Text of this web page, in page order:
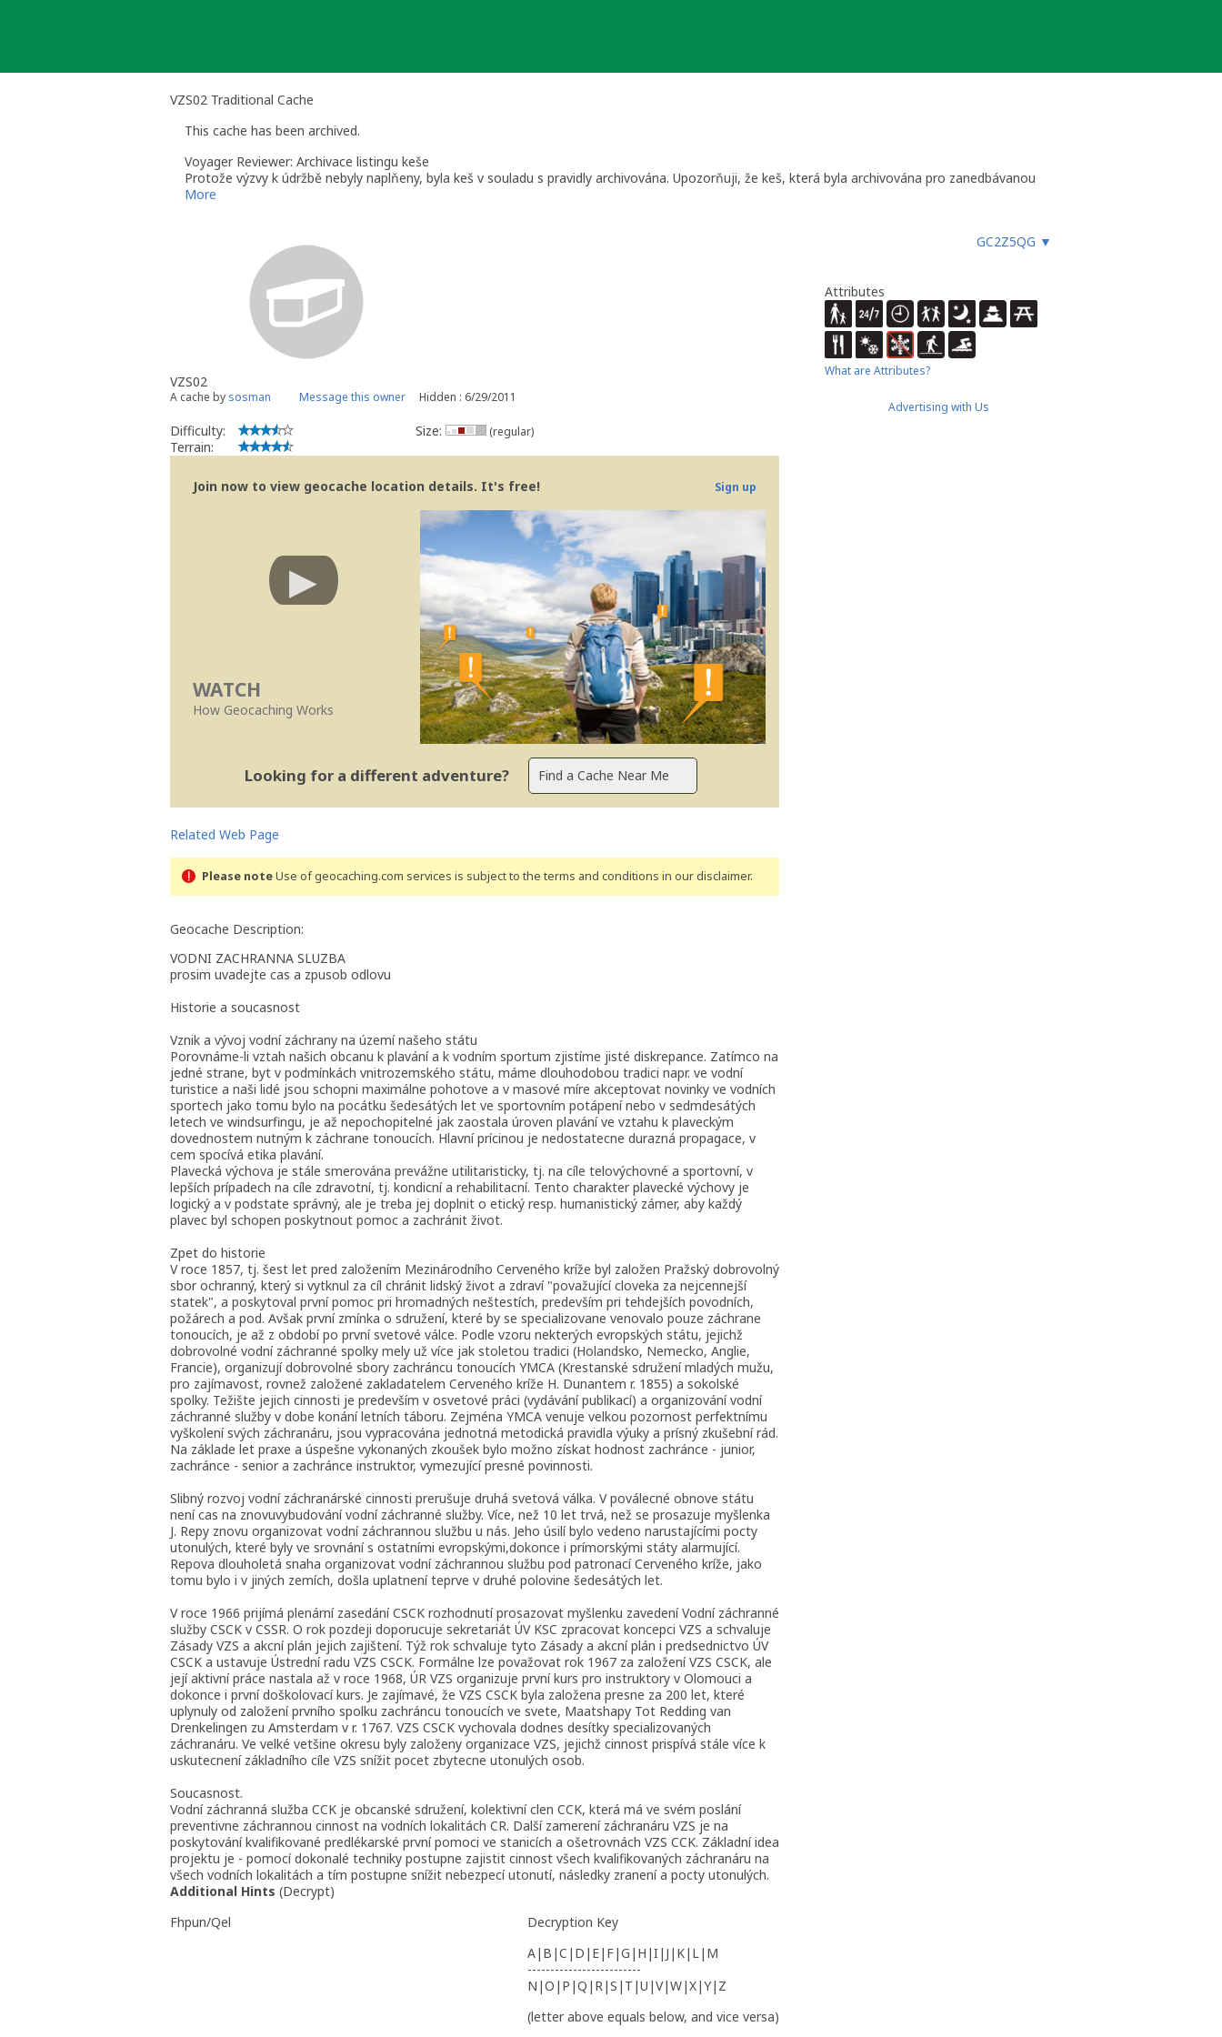
VZS02 Traditional Cache
This cache has been archived.
Voyager Reviewer: Archivace listingu keše
Protože výzvy k údržbě nebyly naplňeny, byla keš v souladu s pravidly archivována. Upozorňuji, že keš, která byla archivována pro zanedbávanou
údržbu, již nelze odarchivovat.
More
GC2Z5QG ▼
VZS02
A cache by sosman Message this owner Hidden : 6/29/2011
Difficulty:
Terrain:
Size: (regular)
Join now to view geocache location details. It's free! Sign up
WATCH
How Geocaching Works
Looking for a different adventure?
Related Web Page
Please noteUse of geocaching.com services is subject to the terms and conditions in our disclaimer.
Geocache Description:
VODNI ZACHRANNA SLUZBA
prosim uvadejte cas a zpusob odlovu
Historie a soucasnost
Vznik a vývoj vodní záchrany na území našeho státu
Porovnáme-li vztah našich obcanu k plavání a k vodním sportum zjistíme jisté diskrepance. Zatímco na
jedné strane, byt v podmínkách vnitrozemského státu, máme dlouhodobou tradici napr. ve vodní
turistice a naši lidé jsou schopni maximálne pohotove a v masové míre akceptovat novinky ve vodních
sportech jako tomu bylo na pocátku šedesátých let ve sportovním potápení nebo v sedmdesátých
letech ve windsurfingu, je až nepochopitelné jak zaostala úroven plavání ve vztahu k plaveckým
dovednostem nutným k záchrane tonoucích. Hlavní prícinou je nedostatecne durazná propagace, v
cem spocívá etika plavání.
Plavecká výchova je stále smerována prevážne utilitaristicky, tj. na cíle telovýchovné a sportovní, v
lepších prípadech na cíle zdravotní, tj. kondicní a rehabilitacní. Tento charakter plavecké výchovy je
logický a v podstate správný, ale je treba jej doplnit o etický resp. humanistický zámer, aby každý
plavec byl schopen poskytnout pomoc a zachránit život.
Zpet do historie
V roce 1857, tj. šest let pred založením Mezinárodního Cerveného kríže byl založen Pražský dobrovolný
sbor ochranný, který si vytknul za cíl chránit lidský život a zdraví "považující cloveka za nejcennejší
statek", a poskytoval první pomoc pri hromadných neštestích, predevším pri tehdejších povodních,
požárech a pod. Avšak první zmínka o sdružení, které by se specializovane venovalo pouze záchrane
tonoucích, je až z období po první svetové válce. Podle vzoru nekterých evropských státu, jejichž
dobrovolné vodní záchranné spolky mely už více jak stoletou tradici (Holandsko, Nemecko, Anglie,
Francie), organizují dobrovolné sbory zachráncu tonoucích YMCA (Krestanské sdružení mladých mužu,
pro zajímavost, rovnež založené zakladatelem Cerveného kríže H. Dunantem r. 1855) a sokolské
spolky. Težište jejich cinnosti je predevším v osvetové práci (vydávání publikací) a organizování vodní
záchranné služby v dobe konání letních táboru. Zejména YMCA venuje velkou pozornost perfektnímu
vyškolení svých záchranáru, jsou vypracována jednotná metodická pravidla výuky a prísný zkušební rád.
Na základe let praxe a úspešne vykonaných zkoušek bylo možno získat hodnost zachránce - junior,
zachránce - senior a zachránce instruktor, vymezující presné povinnosti.
Slibný rozvoj vodní záchranárské cinnosti prerušuje druhá svetová válka. V poválecné obnove státu
není cas na znovuvybudování vodní záchranné služby. Více, než 10 let trvá, než se prosazuje myšlenka
J. Repy znovu organizovat vodní záchrannou službu u nás. Jeho úsilí bylo vedeno narustajícími pocty
utonulých, které byly ve srovnání s ostatními evropskými,dokonce i prímorskými státy alarmující.
Repova dlouholetá snaha organizovat vodní záchrannou službu pod patronací Cerveného kríže, jako
tomu bylo i v jiných zemích, došla uplatnení teprve v druhé polovine šedesátých let.
V roce 1966 prijímá plenární zasedání CSCK rozhodnutí prosazovat myšlenku zavedení Vodní záchranné
služby CSCK v CSSR. O rok pozdeji doporucuje sekretariát ÚV KSC zpracovat koncepci VZS a schvaluje
Zásady VZS a akcní plán jejich zajištení. Týž rok schvaluje tyto Zásady a akcní plán i predsednictvo ÚV
CSCK a ustavuje Ústrední radu VZS CSCK. Formálne lze považovat rok 1967 za založení VZS CSCK, ale
její aktivní práce nastala až v roce 1968, ÚR VZS organizuje první kurs pro instruktory v Olomouci a
dokonce i první doškolovací kurs. Je zajímavé, že VZS CSCK byla založena presne za 200 let, které
uplynuly od založení prvního spolku zachráncu tonoucích ve svete, Maatshapy Tot Redding van
Drenkelingen zu Amsterdam v r. 1767. VZS CSCK vychovala dodnes desítky specializovaných
záchranáru. Ve velké vetšine okresu byly založeny organizace VZS, jejichž cinnost prispívá stále více k
uskutecnení základního cíle VZS snížit pocet zbytecne utonulých osob.
Soucasnost.
Vodní záchranná služba CCK je obcanské sdružení, kolektivní clen CCK, která má ve svém poslání
preventivne záchrannou cinnost na vodních lokalitách CR. Další zamerení záchranáru VZS je na
poskytování kvalifikované predlékarské první pomoci ve stanicích a ošetrovnách VZS CCK. Základní idea
projektu je - pomocí dokonalé techniky postupne zajistit cinnost všech kvalifikovaných záchranáru na
všech vodních lokalitách a tím postupne snížit nebezpecí utonutí, následky zranení a pocty utonulých.
Additional Hints (Decrypt)
Fhpun/Qel
Decryption Key
A|B|C|D|E|F|G|H|I|J|K|L|M
-------------------------
N|O|P|Q|R|S|T|U|V|W|X|Y|Z
(letter above equals below, and vice versa)
Attributes
What are Attributes?
Advertising with Us